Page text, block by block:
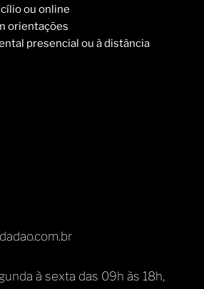
ou online
orientações
presencial ou à distância
à sexta das 09h às 18h,